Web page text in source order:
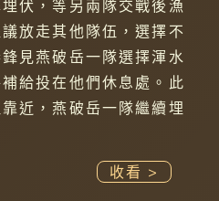
伏，等另兩隊交戰後漁
放走其他隊伍，選擇不
見燕破岳一隊選擇渾水
給投在他們休息處。此
近，燕破岳一隊繼續埋
收看 >